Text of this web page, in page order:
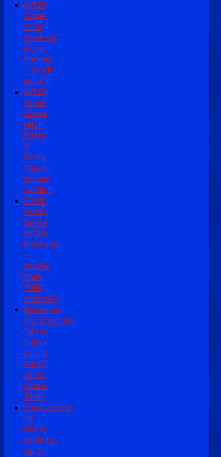
SPF26
Finale
Nina
Bontová
(cover
Pomme
- "Soleil
soleil")
SPF26
Finale
Danse
GJGT
(GIMS
ft.
Niska
"Sapés
comme
jamais")
SPF26
Finale
Danse
KGŠM
(musique
:
Nadine
Shah
"Ville
morose")
Divadelné
predstavenie
"Moja
babka
zničila
Pariž"
už 22.
júna o
18:00!
Francúzština
na
všetky
spôsoby
vol. 3!